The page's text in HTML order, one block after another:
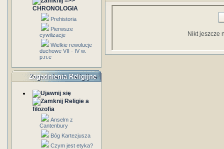
CHRONOLOGIA
Prehistoria
Pierwsze
cywilizacje
Wielkie rewolucje
duchowe VII - IV w.
p.n.e
Zagadnienia Religijne
Religie a
filozofia
Anselm z
Cantenbury
Bóg Kartezjusza
Czym jest etyka?
Nikt jeszcze